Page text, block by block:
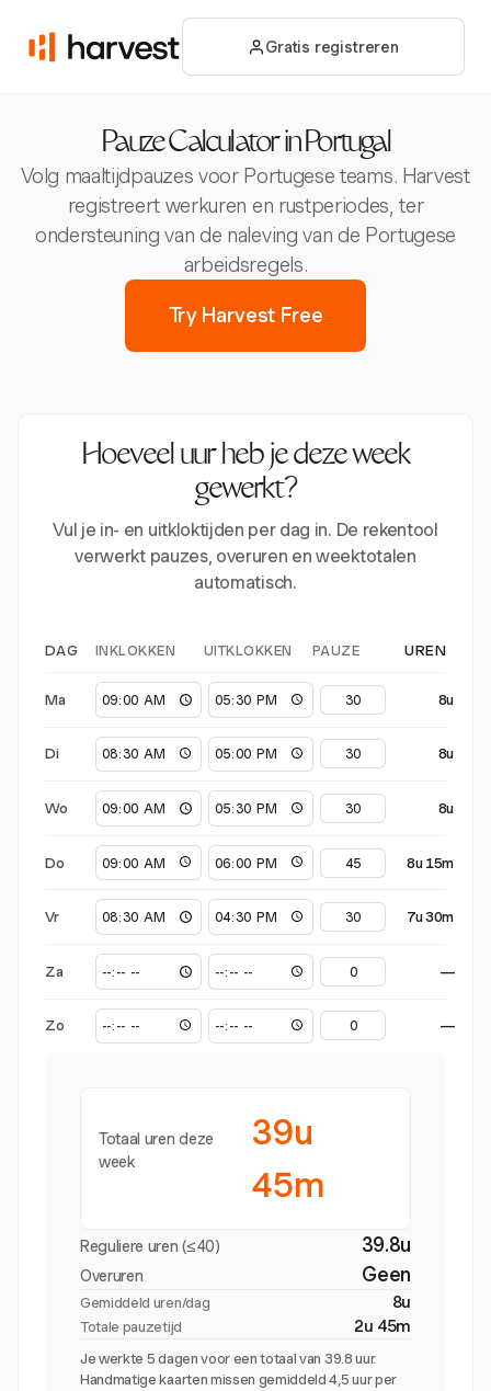
Gratis registreren
Pauze Calculator in Portugal
Volg maaltijdpauzes voor Portugese teams. Harvest
registreert werkuren en rustperiodes, ter
ondersteuning van de naleving van de Portugese
arbeidsregels.
Try Harvest Free
Hoeveel uur heb je deze week
gewerkt?
Vul je in- en uitkloktijden per dag in. De rekentool
verwerkt pauzes, overuren en weektotalen
automatisch.
DAG INKLOKKEN UITKLOKKEN PAUZE UREN
Ma 8u
Di 8u
Wo 8u
Do 8u 15m
Vr 7u 30m
Za —
Zo —
Totaal uren deze
week
39u
45m
Reguliere uren (≤40) 39.8u
Overuren Geen
Gemiddeld uren/dag 8u
Totale pauzetijd 2u 45m
Je werkte 5 dagen voor een totaal van 39.8 uur.
Handmatige kaarten missen gemiddeld 4,5 uur per